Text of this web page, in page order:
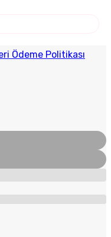
Ödeme Politikası